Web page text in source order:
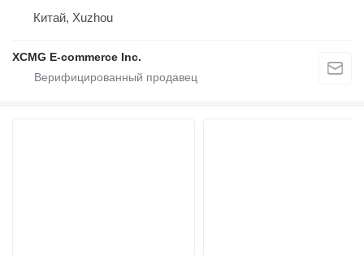
Китай, Xuzhou
XCMG E-commerce Inc.